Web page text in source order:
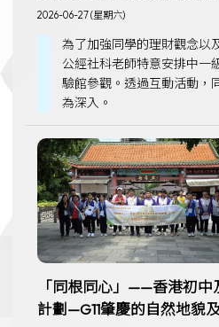
2026-06-27 (星期六)
為了加強同學的理財觀念以
公經社科老師特意安排中一
驗館參觀。透過互動活動，
為深入。
「同根同心」——香港初
計劃—G11肇慶的自然地貌